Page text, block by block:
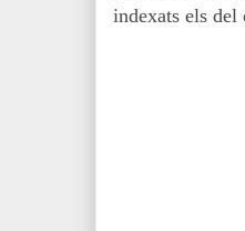
indexats els del